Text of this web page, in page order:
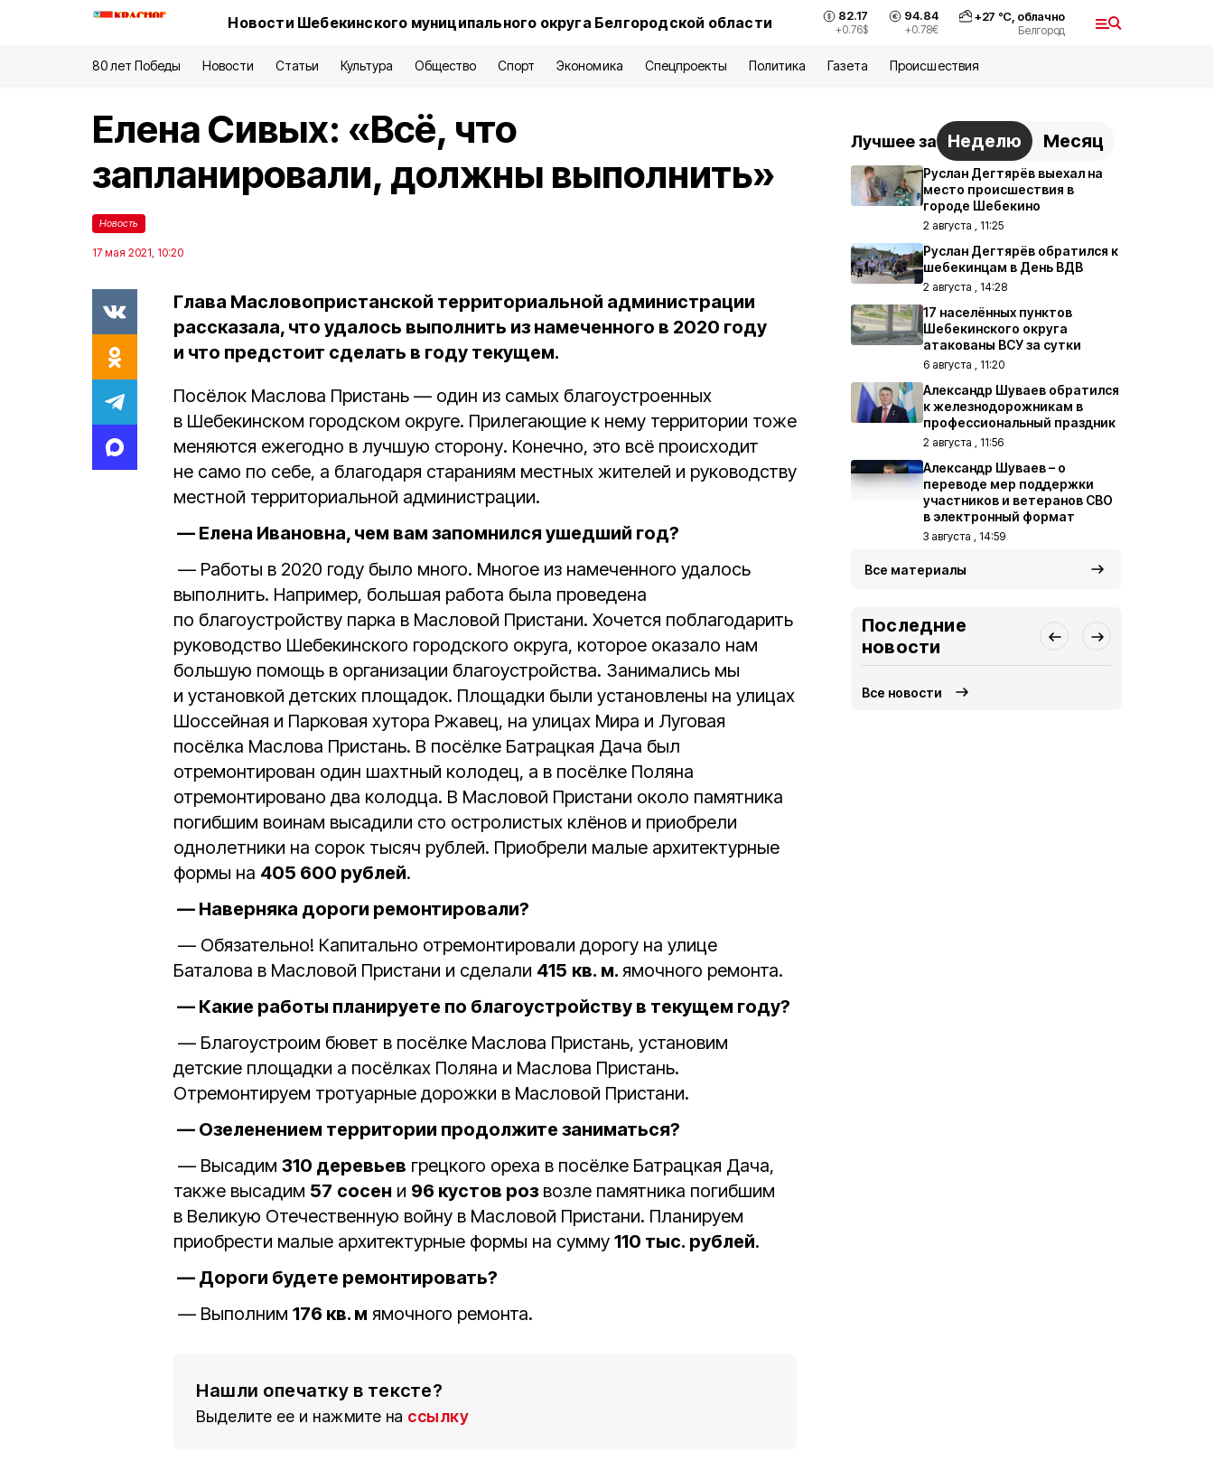
Новости Шебекинского муниципального округа Белгородской области 82.17
+0.76$
94.84
+0.78€
+27 °С, облачно
Белгород
80 лет Победы Новости Статьи Культура Общество Спорт Экономика Спецпроекты Политика Газета Происшествия
Елена Сивых: «Всё, что
запланировали, должны выполнить»
Новость
17 мая 2021, 10:20
Глава Масловопристанской территориальной администрации
рассказала, что удалось выполнить из намеченного в 2020 году
и что предстоит сделать в году текущем.
Посёлок Маслова Пристань — один из самых благоустроенных
в Шебекинском городском округе. Прилегающие к нему территории тоже
меняются ежегодно в лучшую сторону. Конечно, это всё происходит
не само по себе, а благодаря стараниям местных жителей и руководству
местной территориальной администрации.
— Елена Ивановна, чем вам запомнился ушедший год?
— Работы в 2020 году было много. Многое из намеченного удалось
выполнить. Например, большая работа была проведена
по благоустройству парка в Масловой Пристани. Хочется поблагодарить
руководство Шебекинского городского округа, которое оказало нам
большую помощь в организации благоустройства. Занимались мы
и установкой детских площадок. Площадки были установлены на улицах
Шоссейная и Парковая хутора Ржавец, на улицах Мира и Луговая
посёлка Маслова Пристань. В посёлке Батрацкая Дача был
отремонтирован один шахтный колодец, а в посёлке Поляна
отремонтировано два колодца. В Масловой Пристани около памятника
погибшим воинам высадили сто остролистых клёнов и приобрели
однолетники на сорок тысяч рублей. Приобрели малые архитектурные
формы на 405 600 рублей.
— Наверняка дороги ремонтировали?
— Обязательно! Капитально отремонтировали дорогу на улице
Баталова в Масловой Пристани и сделали 415 кв. м. ямочного ремонта.
— Какие работы планируете по благоустройству в текущем году?
— Благоустроим бювет в посёлке Маслова Пристань, установим
детские площадки а посёлках Поляна и Маслова Пристань.
Отремонтируем тротуарные дорожки в Масловой Пристани.
— Озеленением территории продолжите заниматься?
— Высадим 310 деревьев грецкого ореха в посёлке Батрацкая Дача,
также высадим 57 сосен и 96 кустов роз возле памятника погибшим
в Великую Отечественную войну в Масловой Пристани. Планируем
приобрести малые архитектурные формы на сумму 110 тыс. рублей.
— Дороги будете ремонтировать?
— Выполним 176 кв. м ямочного ремонта.
Нашли опечатку в тексте?
Выделите ее и нажмите на ссылку
Лучшее за Неделю Месяц
Руслан Дегтярёв выехал на
место происшествия в
городе Шебекино
2 августа , 11:25
Руслан Дегтярёв обратился к
шебекинцам в День ВДВ
2 августа , 14:28
17 населённых пунктов
Шебекинского округа
атакованы ВСУ за сутки
6 августа , 11:20
Александр Шуваев обратился
к железнодорожникам в
профессиональный праздник
2 августа , 11:56
Александр Шуваев – о
переводе мер поддержки
участников и ветеранов СВО
в электронный формат
3 августа , 14:59
Все материалы
Последние
новости
Все новости